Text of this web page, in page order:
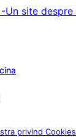
privind Cookies